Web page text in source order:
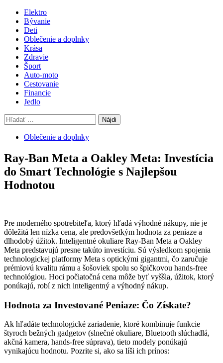
Skip
content
Primary
Menu
Elektro
Bývanie
Deti
Oblečenie a doplnky
Krása
Zdravie
Šport
Auto-moto
Cestovanie
Financie
Jedlo
Hľadať:
Oblečenie a doplnky
Ray-Ban Meta a Oakley Meta: Investícia
do Smart Technológie s Najlepšou
Hodnotou
Pre moderného spotrebiteľa, ktorý hľadá výhodné nákupy, nie je
dôležitá len nízka cena, ale predovšetkým hodnota za peniaze a
dlhodobý úžitok. Inteligentné okuliare Ray-Ban Meta a Oakley
Meta predstavujú presne takúto investíciu. Sú výsledkom spojenia
technologickej platformy Meta s optickými gigantmi, čo zaručuje
prémiovú kvalitu rámu a šošoviek spolu so špičkovou hands-free
technológiou. Hoci počiatočná cena môže byť vyššia, úžitok, ktorý
ponúkajú, robí z nich inteligentný a výhodný nákup.
Hodnota za Investované Peniaze: Čo Získate?
Ak hľadáte technologické zariadenie, ktoré kombinuje funkcie
štyroch bežných gadgetov (slnečné okuliare, Bluetooth slúchadlá,
akčná kamera, hands-free súprava), tieto modely ponúkajú
vynikajúcu hodnotu. Pozrite si, ako sa líši ich prínos: